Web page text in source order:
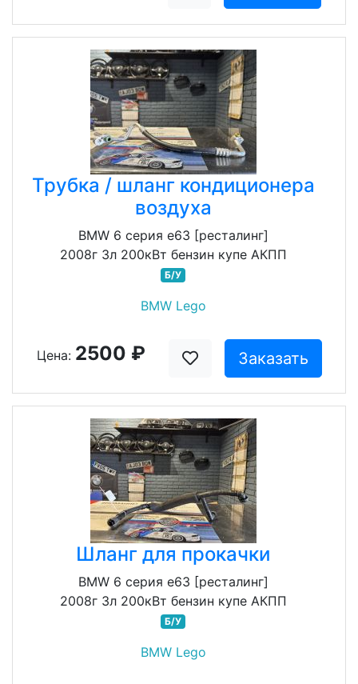
Трубка / шланг кондиционера
воздуха
BMW 6 серия e63 [ресталинг]
2008г 3л 200кВт бензин купе АКПП
Б/У
BMW Lego
Цена: 2500 ₽ Заказать
Шланг для прокачки
BMW 6 серия e63 [ресталинг]
2008г 3л 200кВт бензин купе АКПП
Б/У
BMW Lego